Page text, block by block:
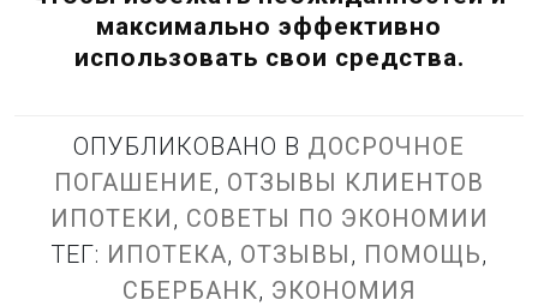
максимально эффективно
использовать свои средства.
ОПУБЛИКОВАНО В ДОСРОЧНОЕ
ПОГАШЕНИЕ, ОТЗЫВЫ КЛИЕНТОВ
ИПОТЕКИ, СОВЕТЫ ПО ЭКОНОМИИ
ТЕГ: ИПОТЕКА, ОТЗЫВЫ, ПОМОЩЬ,
СБЕРБАНК, ЭКОНОМИЯ